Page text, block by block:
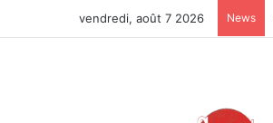
vendredi, août 7 2026 News